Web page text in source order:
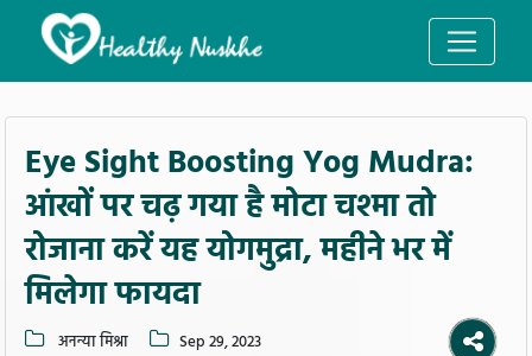
Eye Sight Boosting Yog Mudra:
आंखों पर चढ़ गया है मोटा चश्मा तो
रोजाना करें यह योगमुद्रा, महीने भर में
मिलेगा फायदा
अनन्या मिश्रा Sep 29, 2023